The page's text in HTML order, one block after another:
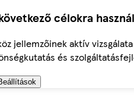
célokra
jellemzőinek aktív
és